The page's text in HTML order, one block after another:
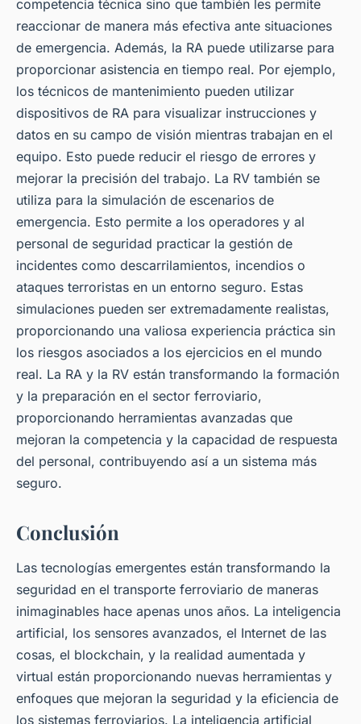
competencia técnica sino que también les permite
reaccionar de manera más efectiva ante situaciones
de emergencia. Además, la RA puede utilizarse para
proporcionar asistencia en tiempo real. Por ejemplo,
los técnicos de mantenimiento pueden utilizar
dispositivos de RA para visualizar instrucciones y
datos en su campo de visión mientras trabajan en el
equipo. Esto puede reducir el riesgo de errores y
mejorar la precisión del trabajo. La RV también se
utiliza para la simulación de escenarios de
emergencia. Esto permite a los operadores y al
personal de seguridad practicar la gestión de
incidentes como descarrilamientos, incendios o
ataques terroristas en un entorno seguro. Estas
simulaciones pueden ser extremadamente realistas,
proporcionando una valiosa experiencia práctica sin
los riesgos asociados a los ejercicios en el mundo
real. La RA y la RV están transformando la formación
y la preparación en el sector ferroviario,
proporcionando herramientas avanzadas que
mejoran la competencia y la capacidad de respuesta
del personal, contribuyendo así a un sistema más
seguro.
Conclusión
Las tecnologías emergentes están transformando la
seguridad en el transporte ferroviario de maneras
inimaginables hace apenas unos años. La inteligencia
artificial, los sensores avanzados, el Internet de las
cosas, el blockchain, y la realidad aumentada y
virtual están proporcionando nuevas herramientas y
enfoques que mejoran la seguridad y la eficiencia de
los sistemas ferroviarios. La inteligencia artificial